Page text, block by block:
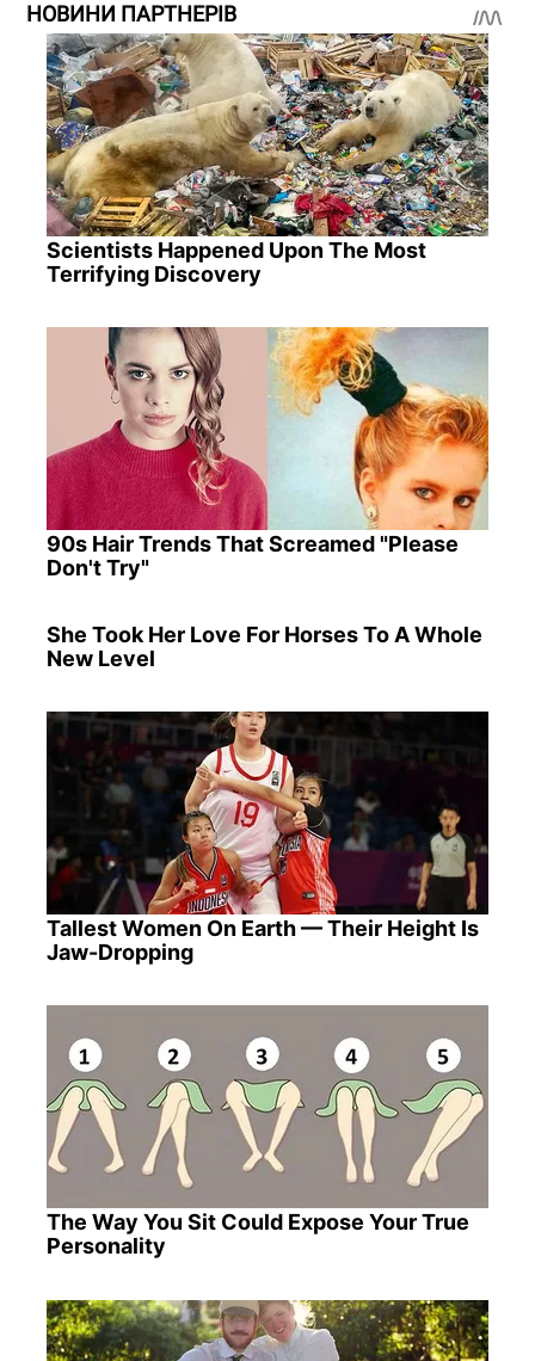
НОВИНИ ПАРТНЕРІВ
Scientists Happened Upon The Most
Terrifying Discovery
90s Hair Trends That Screamed "Please
Don't Try"
She Took Her Love For Horses To A Whole
New Level
Tallest Women On Earth — Their Height Is
Jaw-Dropping
The Way You Sit Could Expose Your True
Personality